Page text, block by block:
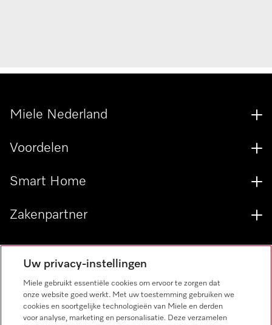
Miele verkooppunt zoeken
Miele Nederland
Voordelen
Smart Home
Zakenpartner
Uw privacy-instellingen
Miele gebruikt essentiële cookies om ervoor te zorgen dat
onze website goed werkt. Met uw toestemming gebruiken we
cookies en soortgelijke technologieën van Miele en derden
voor analyse, marketing en personalisatie. Deze verzamelen